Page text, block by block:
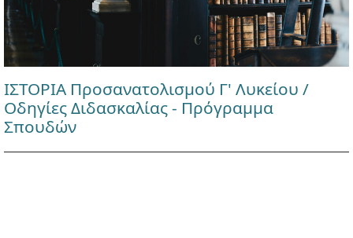
ΙΣΤΟΡΙΑ Προσανατολισμού Γ' Λυκείου /
Οδηγίες Διδασκαλίας - Πρόγραμμα
Σπουδών